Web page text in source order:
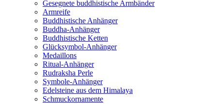
Gesegnete buddhistische Armbänder
Armreife
Buddhistische Anhänger
Buddha-Anhänger
Buddhistische Ketten
Glücksymbol-Anhänger
Medaillons
Ritual-Anhänger
Rudraksha Perle
Symbole-Anhänger
Edelsteine aus dem Himalaya
Schmuckornamente